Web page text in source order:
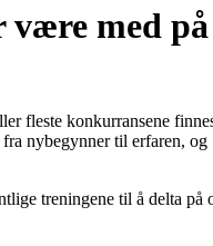
være med på
fleste konkurransene
nybegynner til erfaren, og
treningene til å delta på